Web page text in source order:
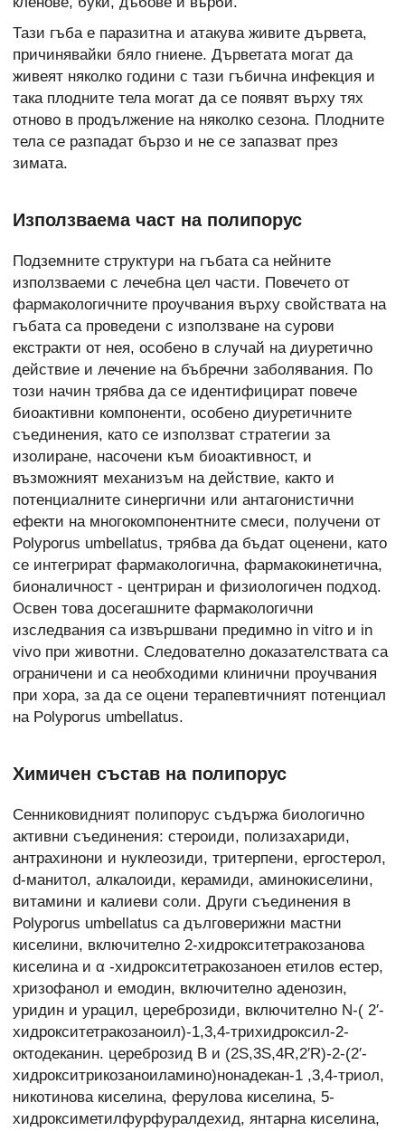
Тази гъба е паразитна и атакува живите дървета,
причинявайки бяло гниене. Дърветата могат да
живеят няколко години с тази гъбична инфекция и
така плодните тела могат да се появят върху тях
отново в продължение на няколко сезона. Плодните
тела се разпадат бързо и не се запазват през
зимата.
Използваема част на полипорус
Подземните структури на гъбата са нейните
използваеми с лечебна цел части. Повечето от
фармакологичните проучвания върху свойствата на
гъбата са проведени с използване на сурови
екстракти от нея, особено в случай на диуретично
действие и лечение на бъбречни заболявания. По
този начин трябва да се идентифицират повече
биоактивни компоненти, особено диуретичните
съединения, като се използват стратегии за
изолиране, насочени към биоактивност, и
възможният механизъм на действие, както и
потенциалните синергични или антагонистични
ефекти на многокомпонентните смеси, получени от
Polyporus umbellatus, трябва да бъдат оценени, като
се интегрират фармакологична, фармакокинетична,
бионаличност - центриран и физиологичен подход.
Освен това досегашните фармакологични
изследвания са извършвани предимно in vitro и in
vivo при животни. Следователно доказателствата са
ограничени и са необходими клинични проучвания
при хора, за да се оцени терапевтичният потенциал
на Polyporus umbellatus.
Химичен състав на полипорус
Сенниковидният полипорус съдържа биологично
активни съединения: стероиди, полизахариди,
антрахинони и нуклеозиди, тритерпени, ергостерол,
d-манитол, алкалоиди, керамиди, аминокиселини,
витамини и калиеви соли. Други съединения в
Polyporus umbellatus са дълговерижни мастни
киселини, включително 2-хидрокситетракозанова
киселина и α -хидрокситетракозаноен етилов естер,
хризофанол и емодин, включително аденозин,
уридин и урацил, цереброзиди, включително N-( 2′-
хидрокситетракозаноил)-1,3,4-трихидроксил-2-
октодеканин. цереброзид В и (2S,3S,4R,2′R)-2-(2′-
хидрокситрикозаноиламино)нонадекан-1 ,3,4-триол,
никотинова киселина, ферулова киселина, 5-
хидроксиметилфурфуралдехид, янтарна киселина,